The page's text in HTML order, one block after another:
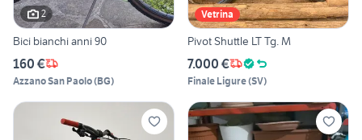
2
Bici bianchi anni 90
160 €
Azzano San Paolo(BG)
Vetrina
Pivot Shuttle LT Tg. M
7.000 €
Finale Ligure(SV)